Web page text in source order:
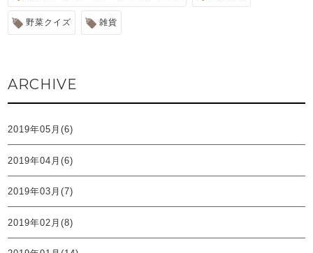
野菜クイズ 雑貨
ARCHIVE
2019年05月(6)
2019年04月(6)
2019年03月(7)
2019年02月(8)